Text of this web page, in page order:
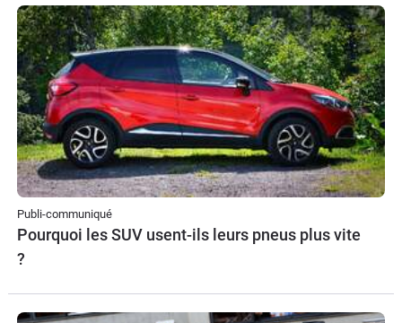
Publi-communiqué
Pourquoi les SUV usent-ils leurs pneus plus vite
?